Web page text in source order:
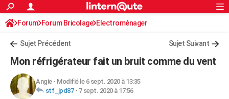
ACTUALITÉS
Politique
Société
Faits Divers
Education
Monde
Villes
+
FINANCE
Retraite
Impôts
Epargne
Immobilier
Risques naturels par ville
Banque
Assurance
Crédit
AUTO
S'inscrire
Connexion
Forum Forum Bricolage Electroménager
Sujet Précédent Sujet Suivant
Mon réfrigérateur fait un bruit comme du vent
Angie- Modifié le 6 sept. 2020 à 13:35
stf_jpd87- 7 sept. 2020 à 17:56